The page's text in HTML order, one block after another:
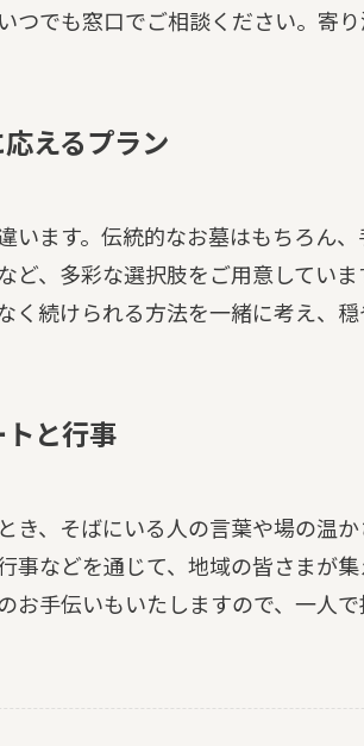
つでも窓口でご相談ください。寄り
えるプラン
います。伝統的なお墓はもちろん
ど、多彩な選択肢をご用意してい
く続けられる方法を一緒に考え、
と行事
き、そばにいる人の言葉や場の温
事などを通じて、地域の皆さまが
お手伝いもいたしますので、一人